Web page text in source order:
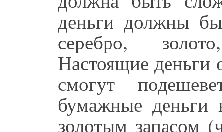
деньги должны
серебро,
Настоящие деньги
смогут
бумажные деньги
золотым запасом